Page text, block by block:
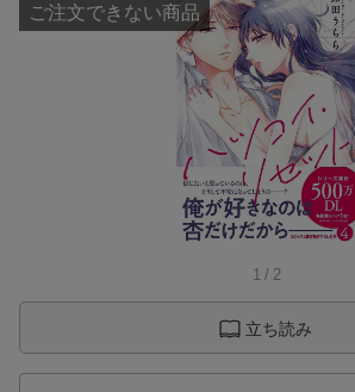
ご注文できない商品
1 / 2
立ち読み